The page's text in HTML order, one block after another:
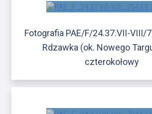
Fotografia PAE/F/24.37.VII-VIII/
Rdzawka (ok. Nowego
czterokołowy